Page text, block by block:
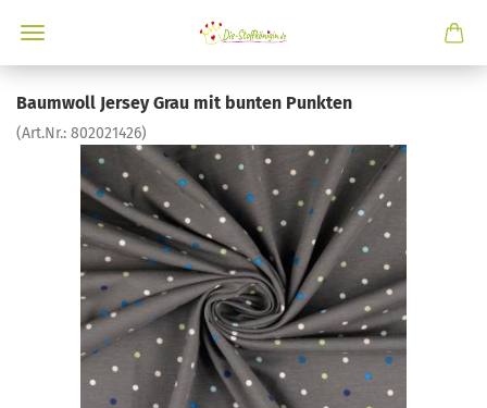
Baumwoll Jersey Grau mit bunten Punkten
(Art.Nr.: 802021426)